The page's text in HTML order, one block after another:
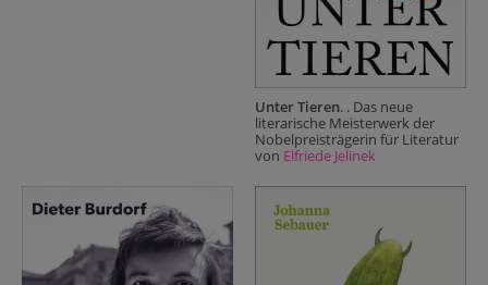
Unter Tieren. . Das neue
literarische Meisterwerk der
Nobelpreisträgerin für Literatur
von Elfriede Jelinek